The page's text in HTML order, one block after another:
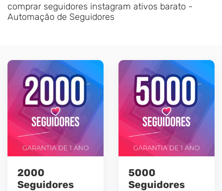
comprar seguidores instagram ativos barato -
Automação de Seguidores
2000
Seguidores
5000
Seguidores